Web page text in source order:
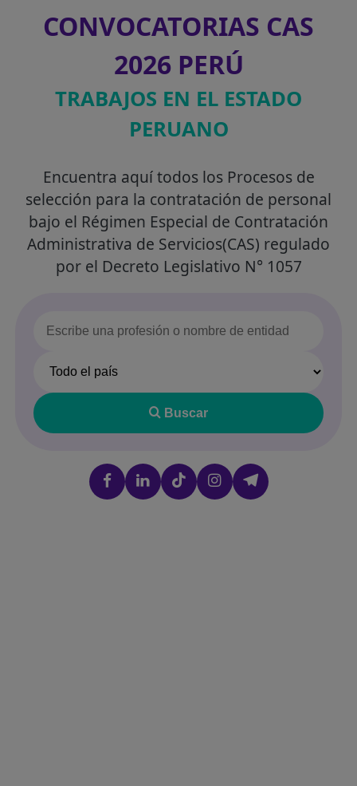
CONVOCATORIAS CAS
2026 PERÚ
TRABAJOS EN EL ESTADO
PERUANO
Encuentra aquí todos los Procesos de
selección para la contratación de personal
bajo el Régimen Especial de Contratación
Administrativa de Servicios(CAS) regulado
por el Decreto Legislativo N° 1057
Buscar